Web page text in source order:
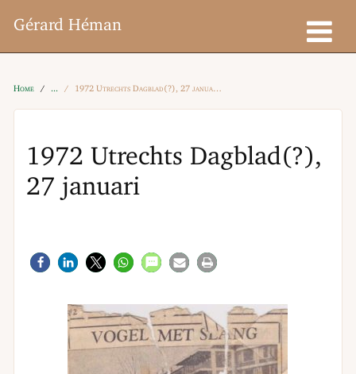
Gérard Héman
Home 1972 Utrechts Dagblad(?), 27 januari
1972 Utrechts Dagblad(?),
27 januari